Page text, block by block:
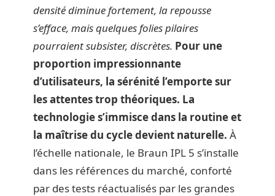
densité diminue fortement, la repousse
s’efface, mais quelques folies pilaires
pourraient subsister, discrètes. Pour une
proportion impressionnante
d’utilisateurs, la sérénité l’emporte sur
les attentes trop théoriques. La
technologie s’immisce dans la routine et
la maîtrise du cycle devient naturelle. À
l’échelle nationale, le Braun IPL 5 s’installe
dans les références du marché, conforté
par des tests réactualisés par les grandes